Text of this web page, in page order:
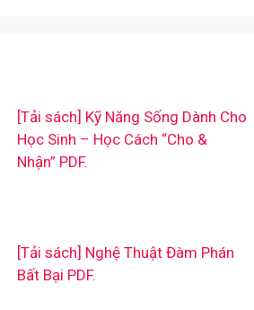
[Tải sách] Kỹ Năng Sống Dành Cho
Học Sinh – Học Cách “Cho &
Nhận” PDF.
[Tải sách] Nghệ Thuật Đàm Phán
Bất Bại PDF.